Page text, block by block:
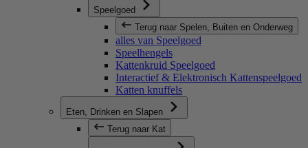
Speelgoed
Terug naar Spelen, Buiten en Onderweg
alles van Speelgoed
Speelhengels
Kattenkruid Speelgoed
Interactief & Elektronisch Kattenspeelgoed
Katten knuffels
Eten, Drinken en Slapen
Terug naar Kat